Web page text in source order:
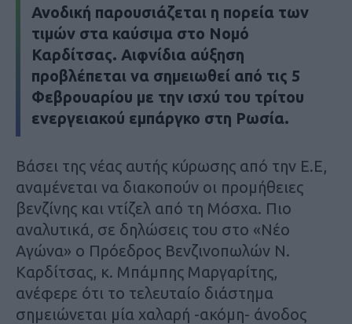
Ανοδική παρουσιάζεται η πορεία των
τιμών στα καύσιμα στο Νομό
Καρδίτσας. Αιφνίδια αύξηση
προβλέπεται να σημειωθεί από τις 5
Φεβρουαρίου με την ισχύ του τρίτου
ενεργειακού εμπάργκο στη Ρωσία.
Βάσει της νέας αυτής κύρωσης από την Ε.Ε,
αναμένεται να διακοπούν οι προμήθειες
βενζίνης και ντίζελ από τη Μόσχα. Πιο
αναλυτικά, σε δηλώσεις του στο «Νέο
Αγώνα» ο Πρόεδρος Βενζινοπωλών Ν.
Καρδίτσας, κ. Μπάμπης Μαργαρίτης,
ανέφερε ότι το τελευταίο διάστημα
σημειώνεται μία χαλαρή -ακόμη- άνοδος